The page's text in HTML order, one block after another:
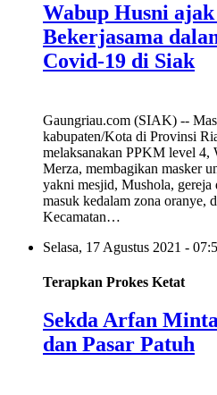
Wabup Husni
Bekerjasama
Covid-19 di Siak
Gaungriau.com (SIAK) --
kabupaten/Kota di Provinsi
melaksanakan PPKM level
Merza, membagikan masker
yakni mesjid, Mushola, gereja
masuk kedalam zona oranye,
Kecamatan…
Selasa, 17 Agustus 2021 -
Terapkan Prokes Ketat
Sekda Arfan
dan Pasar Patuh